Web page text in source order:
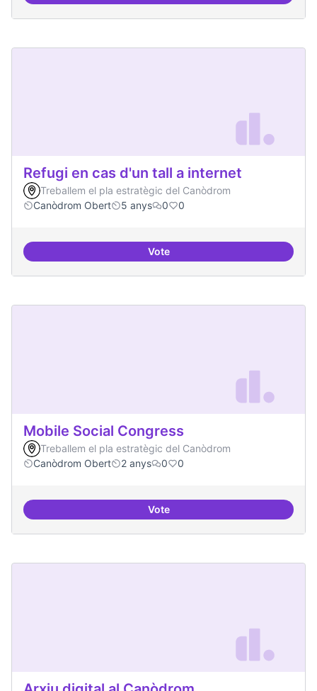
Refugi en cas d'un tall a internet
Treballem el pla estratègic del Canòdrom
Canòdrom Obert
5 anys 0 0
VoteRefugi en cas d'un tall a internet
Mobile Social Congress
Treballem el pla estratègic del Canòdrom
Canòdrom Obert
2 anys 0 0
VoteMobile Social Congress